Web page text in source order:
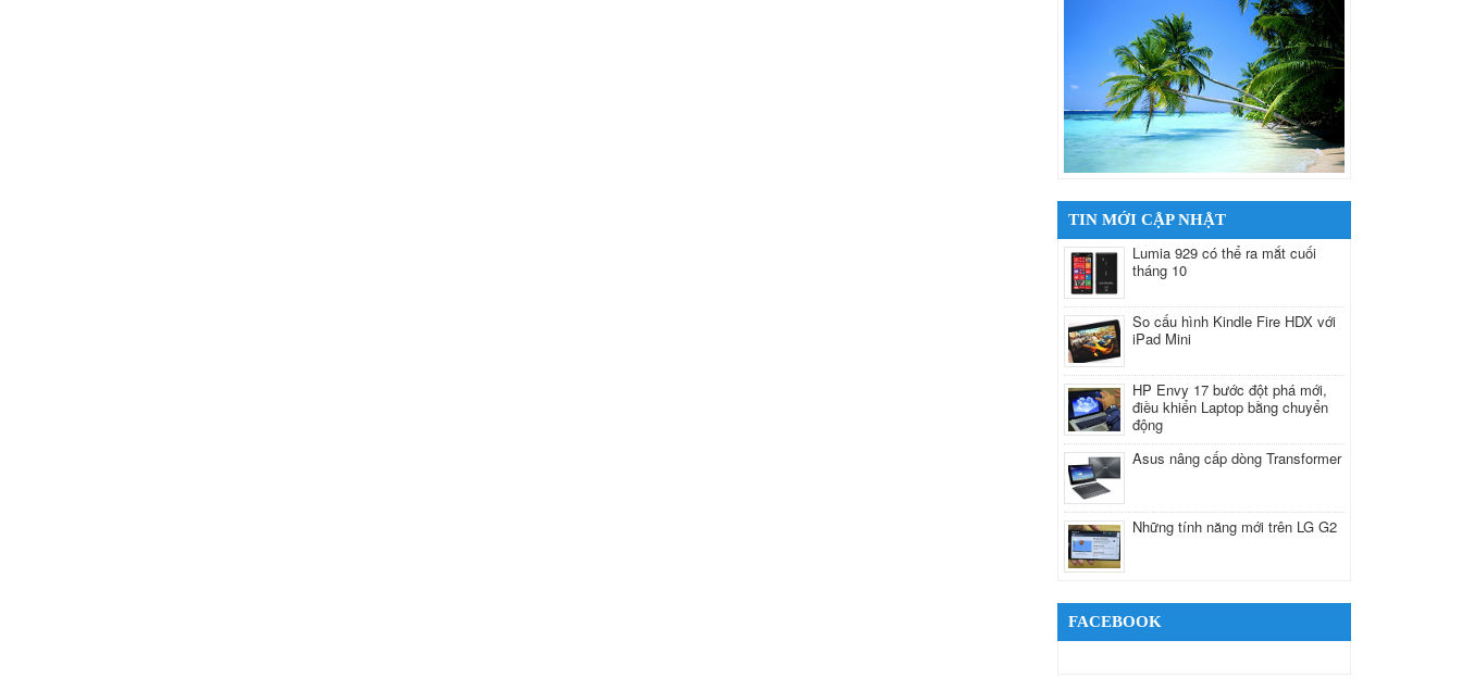
TIN MỚI CẬP NHẬT
Lumia 929 có thể ra mắt cuối
tháng 10
So cấu hình Kindle Fire HDX với
iPad Mini
HP Envy 17 bước đột phá mới,
điều khiển Laptop bằng chuyển
động
Asus nâng cấp dòng Transformer
Những tính năng mới trên LG G2
FACEBOOK